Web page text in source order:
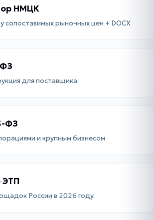
НМЦК
сопоставимых рыночных цен + DOCX
для поставщика
ФЗ
и крупным бизнесом
ЭТП
России в 2026 году